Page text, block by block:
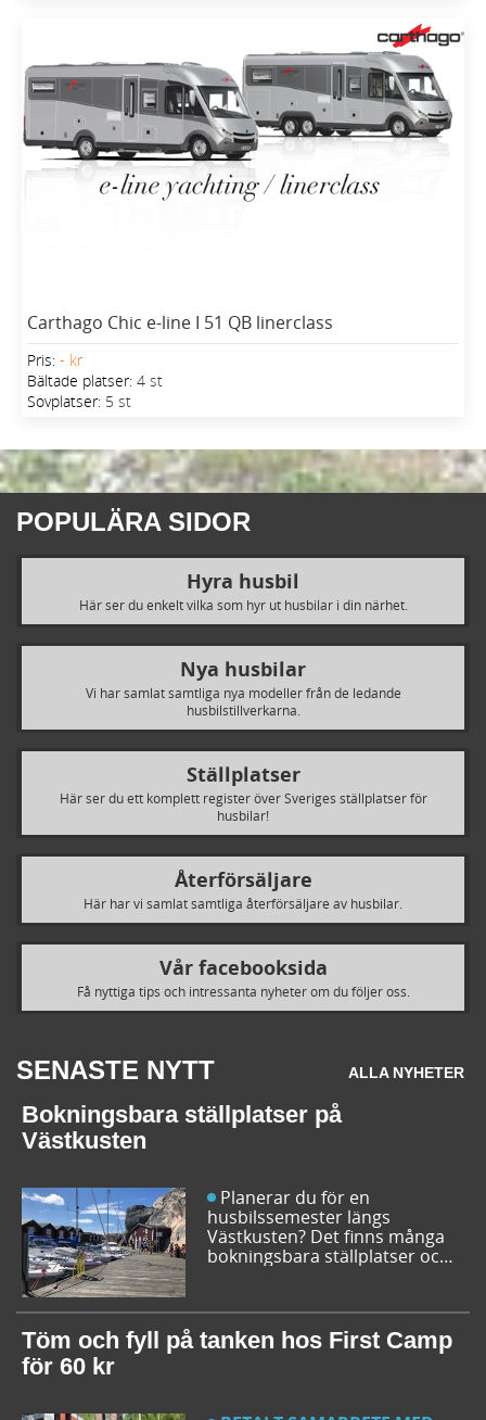
Carthago Chic e-line I 51 QB linerclass
Pris: - kr
Bältade platser: 4 st
Sovplatser: 5 st
POPULÄRA SIDOR
Hyra husbil
Här ser du enkelt vilka som hyr ut husbilar i din närhet.
Nya husbilar
Vi har samlat samtliga nya modeller från de ledande
husbilstillverkarna.
Ställplatser
Här ser du ett komplett register över Sveriges ställplatser för
husbilar!
Återförsäljare
Här har vi samlat samtliga återförsäljare av husbilar.
Vår facebooksida
Få nyttiga tips och intressanta nyheter om du följer oss.
SENASTE NYTT ALLA NYHETER
Bokningsbara ställplatser på
Västkusten
husbilssemester längs
Västkusten? Det finns många
bokningsbara ställplatser och
campingturen. Vi ger dig några
bra förslag på ställplatser och
husbilsplatser så att du kan
Töm och fyll på tanken hos First Camp
för 60 kr